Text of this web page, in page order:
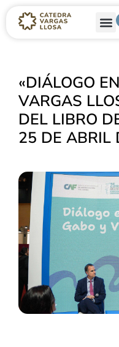
«DIÁLOGO
VARGAS
DEL LIBRO
25 DE ABRIL